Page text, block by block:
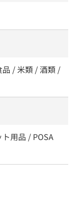
/ 米類 / 酒類 /
用品 / POSA